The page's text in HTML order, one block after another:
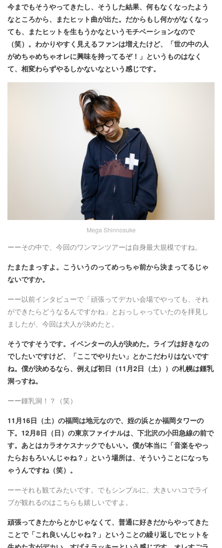
今までもそうやってきたし、そうした結果、何もなくなったよう
なところから、またヒット曲が出た。だからもし何かがなくなっ
ても、またヒットを生もうかなというモチベーションなので
（笑）。わかりやすく見えるファンは増えたけど、「世の中の人
がめちゃめちゃオレに興味を持ってるぞ！」というものはなく
て、相変わらずやるしかないなという感じです。
Mega Shinnosuke
ーーその中で、今回のワンマンツアーは自身最大規模ですね。
たまたまっすよ。こういうのってめっちゃ前から決まってるじゃ
ないですか。
ーー以前インタビューで「頑張ってデカい会場でやっても、それ
ができたらどうなるんですかね」とおっしゃっていたのを拝見し
ましたが、今回は大人が決めたと。
そうですそうです。イベンターの人が決めた。ライブは好きなの
でしたいですけど、「ここでやりたい」とかこだわりはないです
ね。僕が決めるなら、例えば初日（11月2日（土））の札幌は鍾乳
洞っすね。
ーー鍾乳洞！？（笑）
11月16日（土）の福岡は地元なので、姪の浜とか福岡タワーの
下。12月8日（日）の東京ファイナルは、下北沢の小田急線の前で
す。あとはカラオケスナックでもいい。僕が本当に「音楽をやっ
たらおもろいんじゃね？」という場所は、そういうことになっち
ゃうんですね（笑）。
ーーそれも観てみたいです。でもシンプルに、大きいハコでライ
ブが観れるのはこちらも嬉しいですよ。
頑張ってきたからとかじゃなくて、普通に好きだからやってきた
ことで「これ良いんじゃね？」ということの繰り返しでヒットを